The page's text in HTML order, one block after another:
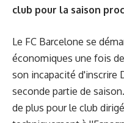
club pour la saison
Le FC Barcelone se
économiques une fois
son incapacité d'inscrire
seconde partie de
de plus pour le club